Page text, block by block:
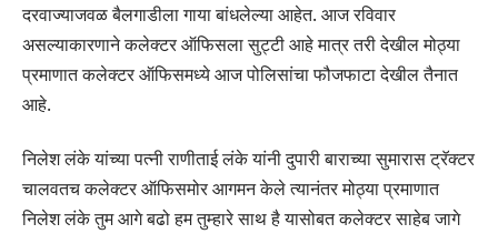
दरवाज्याजवळ बैलगाडीला गाया बांधलेल्या आहेत. आज रविवार
असल्याकारणाने कलेक्टर ऑफिसला सुट्टी आहे मात्र तरी देखील मोठ्या
प्रमाणात कलेक्टर ऑफिसमध्ये आज पोलिसांचा फौजफाटा देखील तैनात
आहे.
निलेश लंके यांच्या पत्नी राणीताई लंके यांनी दुपारी बाराच्या सुमारास ट्रॅक्टर
चालवतच कलेक्टर ऑफिसमोर आगमन केले त्यानंतर मोठ्या प्रमाणात
निलेश लंके तुम आगे बढो हम तुम्हारे साथ है यासोबत कलेक्टर साहेब जागे